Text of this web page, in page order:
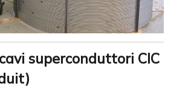
superconduttori CIC